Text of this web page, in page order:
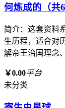
何炼成的（共6
简介：这套资料
生历程，适合对
解帝王治国理念
￥0.00平台
未分类